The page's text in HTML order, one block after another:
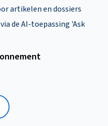
artikelen en dossiers
de AI-toepassing 'Ask